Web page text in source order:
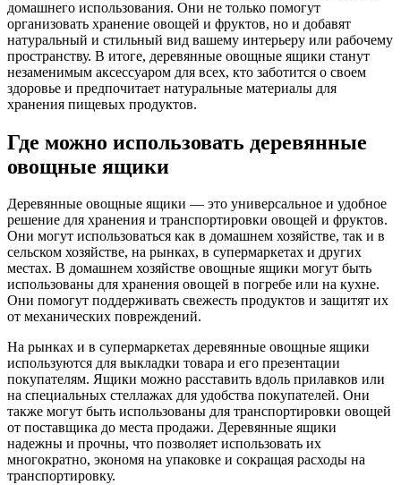
домашнего использования. Они не только помогут
организовать хранение овощей и фруктов, но и добавят
натуральный и стильный вид вашему интерьеру или рабочему
пространству. В итоге, деревянные овощные ящики станут
незаменимым аксессуаром для всех, кто заботится о своем
здоровье и предпочитает натуральные материалы для
хранения пищевых продуктов.
Где можно использовать деревянные
овощные ящики
Деревянные овощные ящики — это универсальное и удобное
решение для хранения и транспортировки овощей и фруктов.
Они могут использоваться как в домашнем хозяйстве, так и в
сельском хозяйстве, на рынках, в супермаркетах и других
местах. В домашнем хозяйстве овощные ящики могут быть
использованы для хранения овощей в погребе или на кухне.
Они помогут поддерживать свежесть продуктов и защитят их
от механических повреждений.
На рынках и в супермаркетах деревянные овощные ящики
используются для выкладки товара и его презентации
покупателям. Ящики можно расставить вдоль прилавков или
на специальных стеллажах для удобства покупателей. Они
также могут быть использованы для транспортировки овощей
от поставщика до места продажи. Деревянные ящики
надежны и прочны, что позволяет использовать их
многократно, экономя на упаковке и сокращая расходы на
транспортировку.